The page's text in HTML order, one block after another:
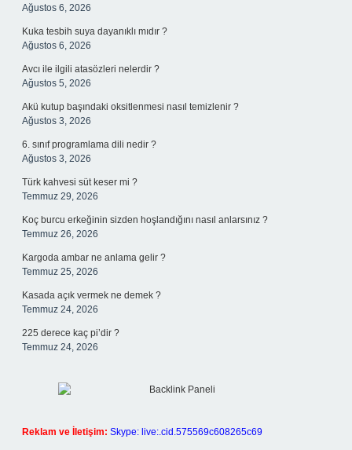
Ağustos 6, 2026
Kuka tesbih suya dayanıklı mıdır ?
Ağustos 6, 2026
Avcı ile ilgili atasözleri nelerdir ?
Ağustos 5, 2026
Akü kutup başındaki oksitlenmesi nasıl temizlenir ?
Ağustos 3, 2026
6. sınıf programlama dili nedir ?
Ağustos 3, 2026
Türk kahvesi süt keser mi ?
Temmuz 29, 2026
Koç burcu erkeğinin sizden hoşlandığını nasıl anlarsınız ?
Temmuz 26, 2026
Kargoda ambar ne anlama gelir ?
Temmuz 25, 2026
Kasada açık vermek ne demek ?
Temmuz 24, 2026
225 derece kaç pi’dir ?
Temmuz 24, 2026
Reklam ve İletişim: Skype: live:.cid.575569c608265c69